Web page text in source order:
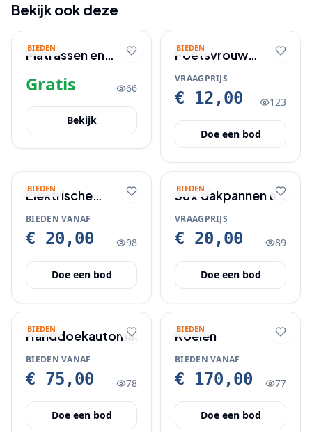
Bekijk ook deze
BIEDEN
Matrassen en
kussens op te
halen gratis
Gratis 66
Bekijk
BIEDEN
Poetsvrouw
gevraagd
VRAAGPRIJS
€ 12,00 123
Doe een bod
BIEDEN
Elektrische
sigaretten maker
BIEDEN VANAF
€ 20,00 98
Doe een bod
BIEDEN
38x dakpannen en
1 x nokvorst nieuw
VRAAGPRIJS
€ 20,00 89
Doe een bod
BIEDEN
Handdoekautomaat
BIEDEN VANAF
€ 75,00 78
Doe een bod
BIEDEN
Koelen
BIEDEN VANAF
€ 170,00 77
Doe een bod